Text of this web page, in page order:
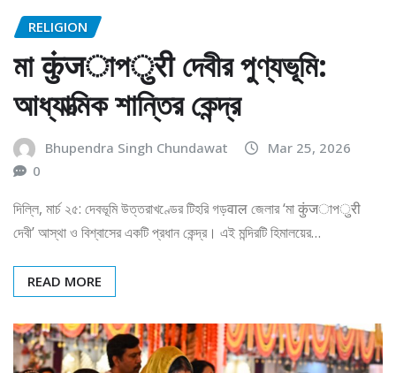
RELIGION
মা कुंजাপुरी দেবীর পুণ্যভূমি:
আধ্যাত্মিক শান্তির কেন্দ্র
Bhupendra Singh Chundawat
Mar 25, 2026
0
দিল্লি, মার্চ ২৫: দেবভূমি উত্তরাখণ্ডের টিহরি গড়वाल জেলার ‘মা कुंजাপुरी
দেবী’ আস্থা ও বিশ্বাসের একটি প্রধান কেন্দ্র। এই মন্দিরটি হিমালয়ের…
READ MORE